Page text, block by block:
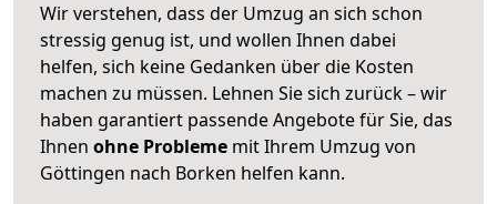
Wir verstehen, dass der Umzug an sich schon
stressig genug ist, und wollen Ihnen dabei
helfen, sich keine Gedanken über die Kosten
machen zu müssen. Lehnen Sie sich zurück – wir
haben garantiert passende Angebote für Sie, das
Ihnen ohne Probleme mit Ihrem Umzug von
Göttingen nach Borken helfen kann.